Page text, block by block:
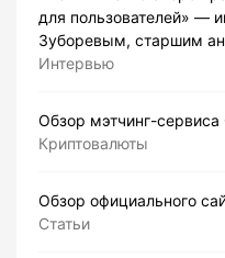
для пользователей» —
Зуборевым, старшим
Интервью
Обзор мэтчинг-сервиса
Криптовалюты
Обзор официального
Статьи